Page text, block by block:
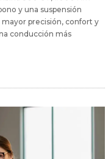
y una suspensión
precisión, confort y
conducción más